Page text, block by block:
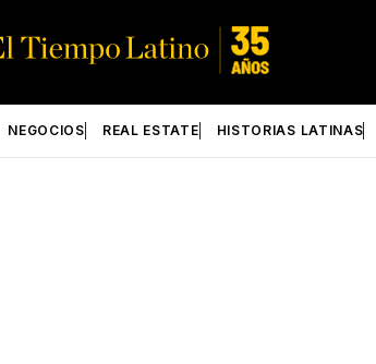
NEGOCIOS REAL ESTATE HISTORIAS LATINAS